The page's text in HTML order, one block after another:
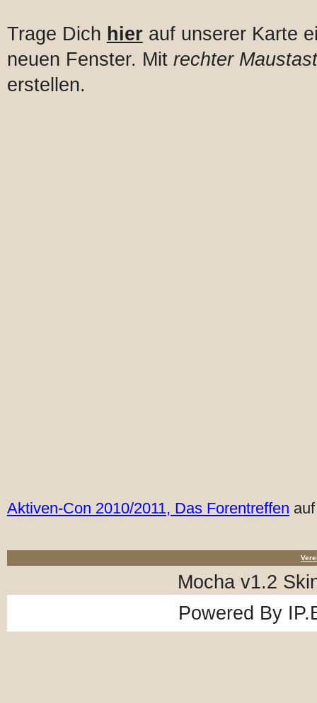
Trage Dich hier auf unserer Karte
neuen Fenster. Mit rechter
erstellen.
Aktiven-Con 2010/2011, Das Forentreffen
Mocha v1.2
Powered By